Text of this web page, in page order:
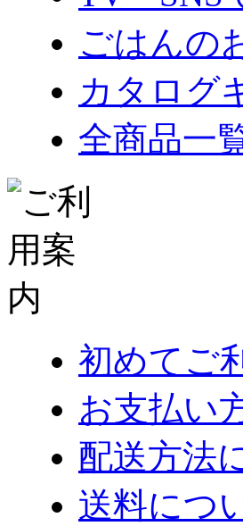
ごはんの
カタログ
全商品一
初めてご
お支払い
配送方法
送料につ